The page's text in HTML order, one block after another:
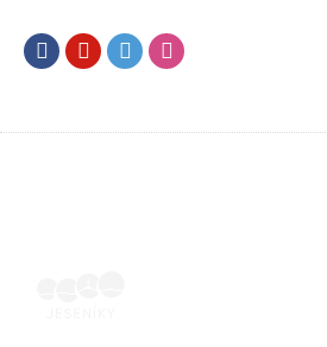
FacebookYoutubeTwitter